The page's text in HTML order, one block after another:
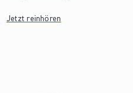
Jetzt reinhören